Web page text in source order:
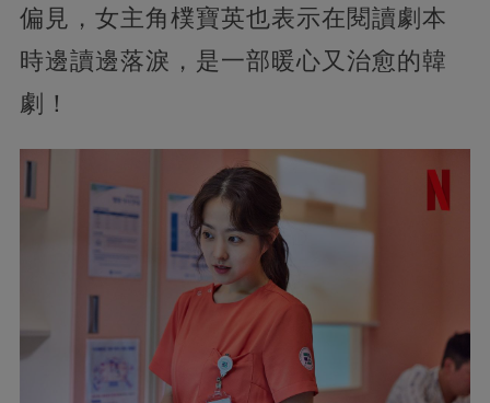
偏見，女主角樸寶英也表示在閱讀劇本
時邊讀邊落淚，是一部暖心又治愈的韓
劇！